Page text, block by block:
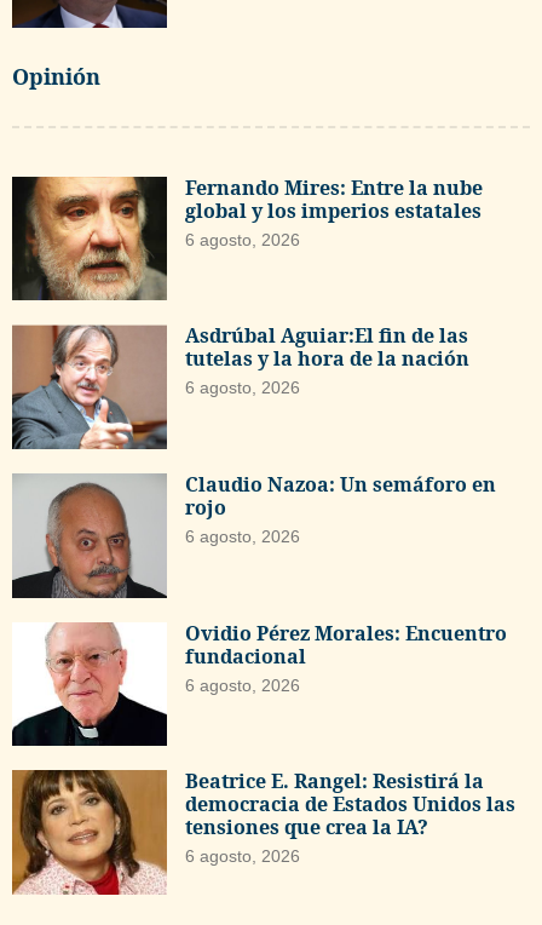
Opinión
Fernando Mires: Entre la nube
global y los imperios estatales
6 agosto, 2026
Asdrúbal Aguiar:El fin de las
tutelas y la hora de la nación
6 agosto, 2026
Claudio Nazoa: Un semáforo en
rojo
6 agosto, 2026
Ovidio Pérez Morales: Encuentro
fundacional
6 agosto, 2026
Beatrice E. Rangel: Resistirá la
democracia de Estados Unidos las
tensiones que crea la IA?
6 agosto, 2026